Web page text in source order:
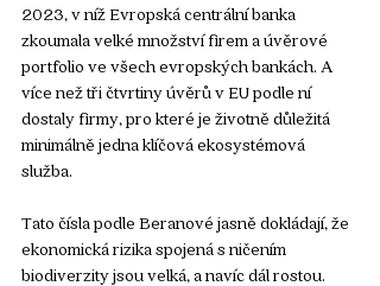
2023, v níž Evropská centrální banka
zkoumala velké množství firem a úvěrové
portfolio ve všech evropských bankách. A
více než tři čtvrtiny úvěrů v EU podle ní
dostaly firmy, pro které je životně důležitá
minimálně jedna klíčová ekosystémová
služba.
Tato čísla podle Beranové jasně dokládají, že
ekonomická rizika spojená s ničením
biodiverzity jsou velká, a navíc dál rostou.